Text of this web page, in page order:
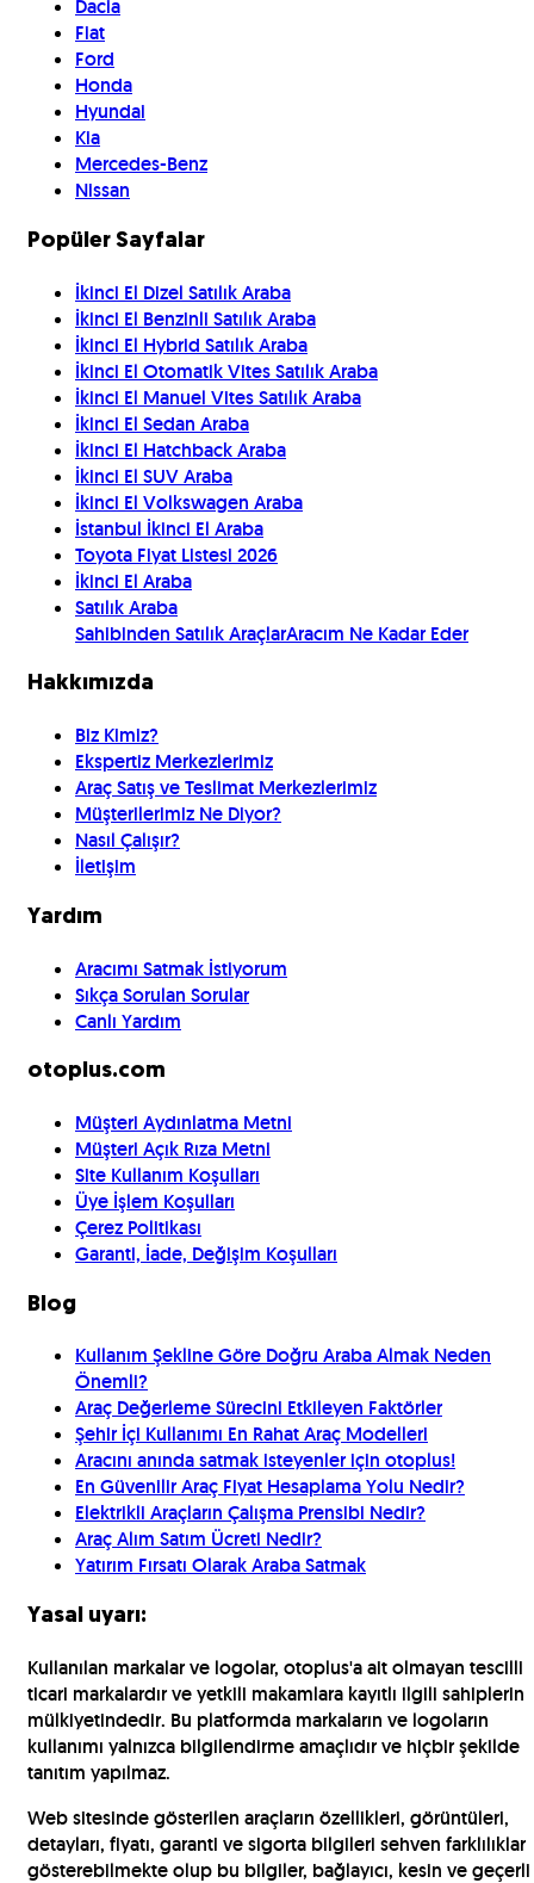
Dacia
Fiat
Ford
Honda
Hyundai
Kia
Mercedes-Benz
Nissan
Popüler Sayfalar
İkinci El Dizel Satılık Araba
İkinci El Benzinli Satılık Araba
İkinci El Hybrid Satılık Araba
İkinci El Otomatik Vites Satılık Araba
İkinci El Manuel Vites Satılık Araba
İkinci El Sedan Araba
İkinci El Hatchback Araba
İkinci El SUV Araba
İkinci El Volkswagen Araba
İstanbul İkinci El Araba
Toyota Fiyat Listesi 2026
İkinci El Araba
Satılık Araba
Sahibinden Satılık AraçlarAracım Ne Kadar Eder
Hakkımızda
Biz Kimiz?
Ekspertiz Merkezlerimiz
Araç Satış ve Teslimat Merkezlerimiz
Müşterilerimiz Ne Diyor?
Nasıl Çalışır?
İletişim
Yardım
Aracımı Satmak İstiyorum
Sıkça Sorulan Sorular
Canlı Yardım
otoplus.com
Müşteri Aydınlatma Metni
Müşteri Açık Rıza Metni
Site Kullanım Koşulları
Üye İşlem Koşulları
Çerez Politikası
Garanti, İade, Değişim Koşulları
Blog
Kullanım Şekline Göre Doğru Araba Almak Neden
Önemli?
Araç Değerleme Sürecini Etkileyen Faktörler
Şehir İçi Kullanımı En Rahat Araç Modelleri
Aracını anında satmak isteyenler için otoplus!
En Güvenilir Araç Fiyat Hesaplama Yolu Nedir?
Elektrikli Araçların Çalışma Prensibi Nedir?
Araç Alım Satım Ücreti Nedir?
Yatırım Fırsatı Olarak Araba Satmak
Yasal uyarı:
Kullanılan markalar ve logolar, otoplus'a ait olmayan tescilli
ticari markalardır ve yetkili makamlara kayıtlı ilgili sahiplerin
mülkiyetindedir. Bu platformda markaların ve logoların
kullanımı yalnızca bilgilendirme amaçlıdır ve hiçbir şekilde
tanıtım yapılmaz.
Web sitesinde gösterilen araçların özellikleri, görüntüleri,
detayları, fiyatı, garanti ve sigorta bilgileri sehven farklılıklar
gösterebilmekte olup bu bilgiler, bağlayıcı, kesin ve geçerli